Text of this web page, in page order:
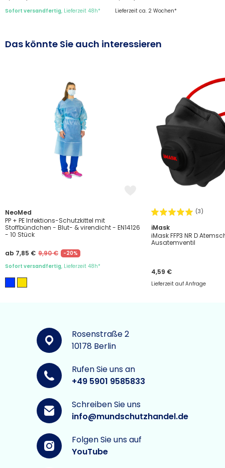
Sofort versandfertig, Lieferzeit 48h* Lieferzeit ca. 2 Wochen*
Das könnte Sie auch interessieren
NeoMed
PP + PE Infektions-Schutzkittel mit
Stoffbündchen - Blut- & virendicht - EN14126
- 10 Stück
ab 7,85 € 9,90 €
-20%
Sofort versandfertig, Lieferzeit 48h*
(3)
iMask
iMask FFP3 NR D
Ausatemventil
4,59 €
Lieferzeit auf Anfrage
Rosenstraße 2
10178 Berlin
Rufen Sie uns an
+49 5901 9585833
Schreiben Sie uns
info@mundschutzhandel.de
Folgen Sie uns auf
YouTube